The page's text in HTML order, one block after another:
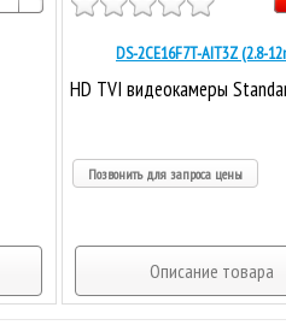
DS-2CE16F7T-AIT3Z (2.8-
HD TVI видеокамеры
Позвонить для запроса цены
Описание товара